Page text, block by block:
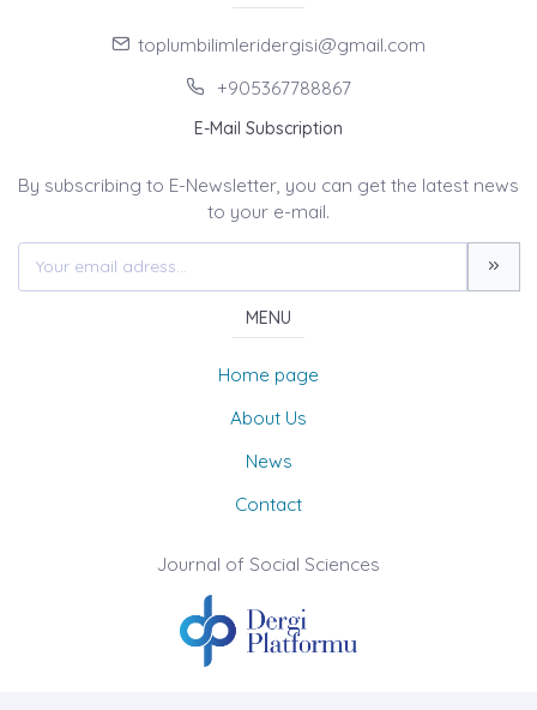
toplumbilimleridergisi@gmail.com
+905367788867
E-Mail Subscription
By subscribing to E-Newsletter, you can get the latest news
to your e-mail.
MENU
Home page
About Us
News
Contact
Journal of Social Sciences